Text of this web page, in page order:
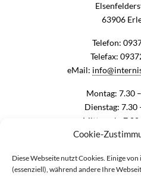
Cookie-
Diese Webseite nutzt Cookies. Einige
(essenziell), während andere Ihre
63906
Telefon:
Telefax:
eMail:
Montag: 7.30
Dienstag: 7.30
Mittwoch:
7.00
Donnerstag:
und nach